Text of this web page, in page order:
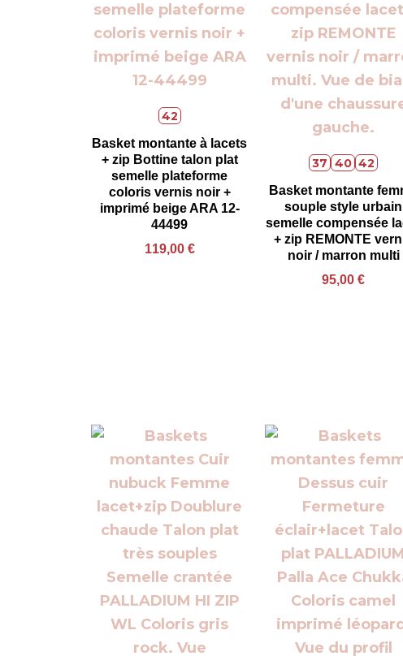
42
Basket montante à lacets
+ zip Bottine talon plat
semelle plateforme
coloris vernis noir +
imprimé beige ARA 12-
44499
119,00 €
37 40 42
Basket montante
souple style urbain
semelle compensée
+ zip REMONTE
noir / marron multi
95,00€